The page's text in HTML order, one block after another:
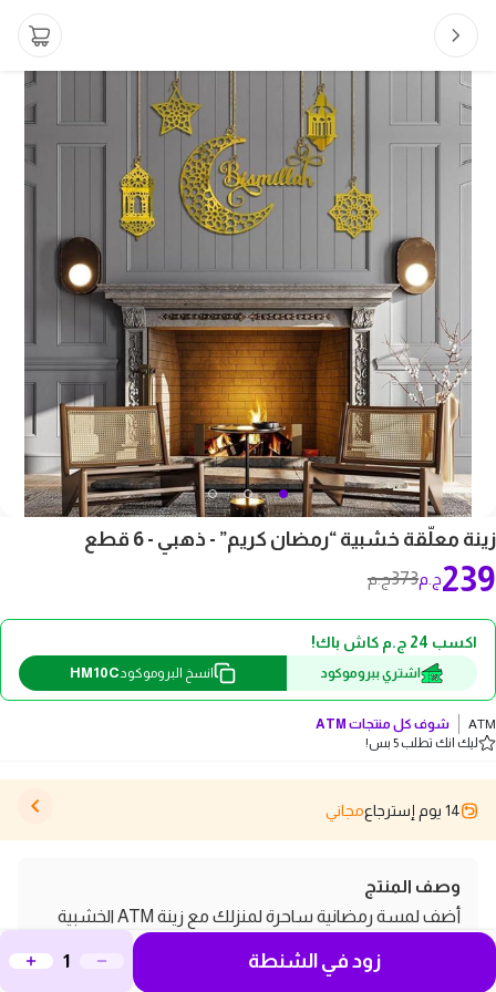
زينة معلّقة خشبية “رمضان كريم” - ذهبي - 6 قطع
373ج.م 239ج.م
اكسب 24 ج.م كاش باك!
اشتري ببروموكود انسخ البروموكود HM10C
ATM شوف كل منتجات ATM
ليك انك تطلب 5 بس!
14 يوم إسترجاع مجاني
وصف المنتج
أضف لمسة رمضانية ساحرة لمنزلك مع زينة ATM الخشبية
المعلقة بتصميم "رمضان كريم" الذهبي. 6 قطع MDF عالية زود في الشنطة